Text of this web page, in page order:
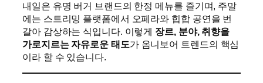
내일은 유명 버거 브랜드의 한정 메뉴를 즐기며, 주말
에는 스트리밍 플랫폼에서 오페라와 힙합 공연을 번
갈아 감상하는 식입니다. 이렇게 장르, 분야, 취향을
가로지르는 자유로운 태도가 옴니보어 트렌드의 핵심
이라 할 수 있습니다.